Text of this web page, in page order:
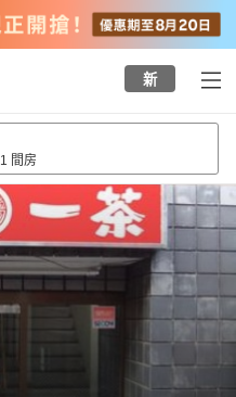
新
1 間房